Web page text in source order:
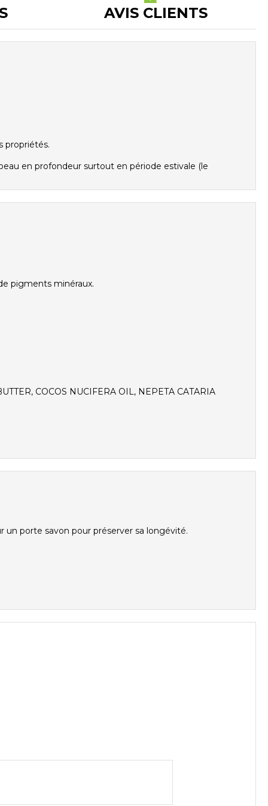
AVIS CLIENTS
propriétés.
en profondeur surtout en période estivale (le
pigments minéraux.
COCOS NUCIFERA OIL, NEPETA CATARIA
un porte savon pour préserver sa longévité.